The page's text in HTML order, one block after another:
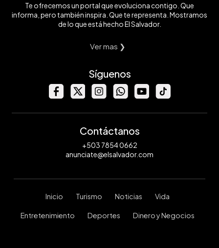
Te ofrecemos un portal que evoluciona contigo. Que
informa, pero también inspira. Que te representa. Mostramos
de lo que está hecho El Salvador.
Ver mas ❯
Síguenos
Contáctanos
+503 7854 0662
anunciate@elsalvador.com
Inicio Turismo Noticias Vida
Entretenimiento Deportes Dinero y Negocios